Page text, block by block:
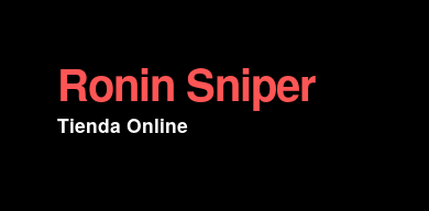
Ir
a
la
Ir
al
contenido
Ronin Sniper
Tienda Online